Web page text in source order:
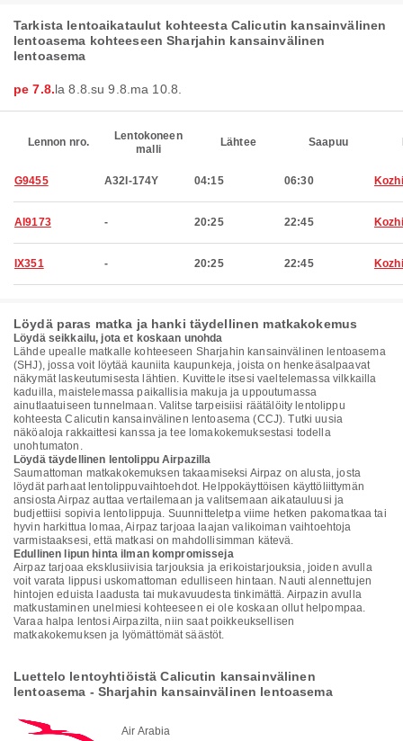
Tarkista lentoaikataulut kohteesta Calicutin kansainvälinen
lentoasema kohteeseen Sharjahin kansainvälinen
lentoasema
pe 7.8.la 8.8. su 9.8. ma 10.8.
Lennon nro.
Lentokoneen
malli
Lähtee Saapuu
G9455 A32I-174Y 04:15 06:30
AI9173 - 20:25 22:45
IX351 - 20:25 22:45
Löydä paras matka ja hanki täydellinen matkakokemus
Löydä seikkailu, jota et koskaan unohda
Lähde upealle matkalle kohteeseen Sharjahin kansainvälinen lentoasema
(SHJ), jossa voit löytää kauniita kaupunkeja, joista on henkeäsalpaavat
näkymät laskeutumisesta lähtien. Kuvittele itsesi vaeltelemassa vilkkailla
kaduilla, maistelemassa paikallisia makuja ja uppoutumassa
ainutlaatuiseen tunnelmaan. Valitse tarpeisiisi räätälöity lentolippu
kohteesta Calicutin kansainvälinen lentoasema (CCJ). Tutki uusia
näköaloja rakkaittesi kanssa ja tee lomakokemuksestasi todella
unohtumaton.
Löydä täydellinen lentolippu Airpazilla
Saumattoman matkakokemuksen takaamiseksi Airpaz on alusta, josta
löydät parhaat lentolippuvaihtoehdot. Helppokäyttöisen käyttöliittymän
ansiosta Airpaz auttaa vertailemaan ja valitsemaan aikatauluusi ja
budjettiisi sopivia lentolippuja. Suunnitteletpa viime hetken pakomatkaa tai
hyvin harkittua lomaa, Airpaz tarjoaa laajan valikoiman vaihtoehtoja
varmistaaksesi, että matkasi on mahdollisimman kätevä.
Edullinen lipun hinta ilman kompromisseja
Airpaz tarjoaa eksklusiivisia tarjouksia ja erikoistarjouksia, joiden avulla
voit varata lippusi uskomattoman edulliseen hintaan. Nauti alennettujen
hintojen eduista laadusta tai mukavuudesta tinkimättä. Airpazin avulla
matkustaminen unelmiesi kohteeseen ei ole koskaan ollut helpompaa.
Varaa halpa lentosi Airpazilta, niin saat poikkeuksellisen
matkakokemuksen ja lyömättömät säästöt.
Luettelo lentoyhtiöistä Calicutin kansainvälinen
lentoasema - Sharjahin kansainvälinen lentoasema
Air Arabia